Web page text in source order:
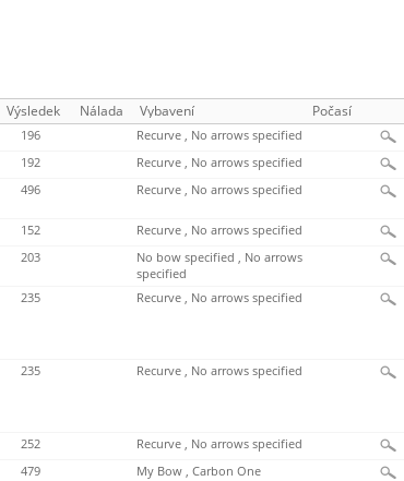
Výsledek Nálada Vybavení Počasí
196
Recurve , No arrows specified
192
Recurve , No arrows specified
496 Recurve , No arrows specified
152
Recurve , No arrows specified
203
No bow specified , No arrows
specified
235 Recurve , No arrows specified
235 Recurve , No arrows specified
252
Recurve , No arrows specified
479 My Bow , Carbon One